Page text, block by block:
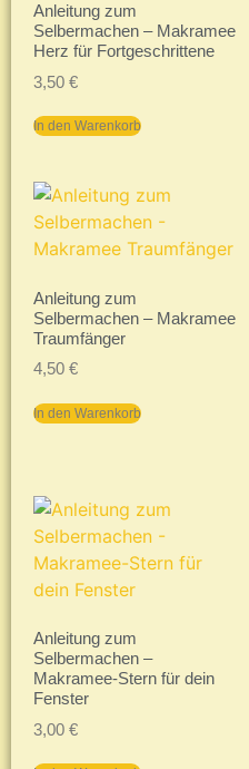
Anleitung zum
Selbermachen – Makramee
Herz für Fortgeschrittene
3,50 €
In den Warenkorb
Anleitung zum
Selbermachen – Makramee
Traumfänger
4,50 €
In den Warenkorb
Anleitung zum
Selbermachen –
Makramee-Stern für dein
Fenster
3,00 €